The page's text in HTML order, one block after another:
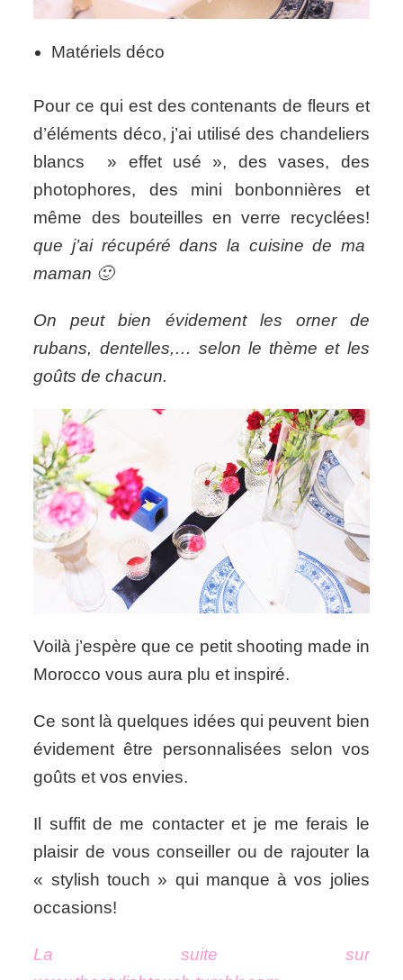
Matériels déco
Pour ce qui est des contenants de fleurs et
d’éléments déco, j’ai utilisé des chandeliers
blancs » effet usé », des vases, des
photophores, des mini bonbonnières et
même des bouteilles en verre recyclées!
que j’ai récupéré dans la cuisine de ma
maman 🙂
On peut bien évidement les orner de
rubans, dentelles,… selon le thème et les
goûts de chacun.
Voilà j’espère que ce petit shooting made in
Morocco vous aura plu et inspiré.
Ce sont là quelques idées qui peuvent bien
évidement être personnalisées selon vos
goûts et vos envies.
Il suffit de me contacter et je me ferais le
plaisir de vous conseiller ou de rajouter la
« stylish touch » qui manque à vos jolies
occasions!
La suite sur